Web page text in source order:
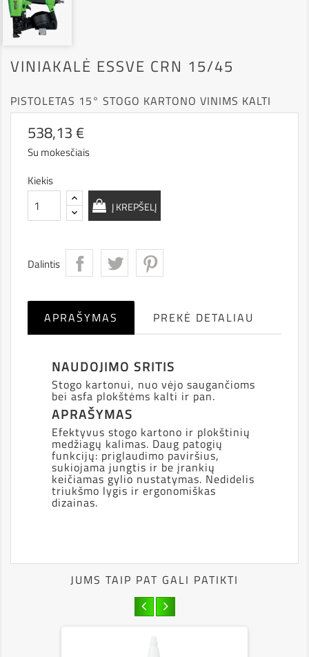
VINIAKALĖ ESSVE CRN 15/45
PISTOLETAS 15° STOGO KARTONO VINIMS KALTI
538,13 €
Su mokesčiais
Kiekis
Į KREPŠELĮ
Dalintis
APRAŠYMAS PREKĖ DETALIAU
NAUDOJIMO SRITIS
Stogo kartonui, nuo vėjo saugančioms
bei asfa plokštėms kalti ir pan.
APRAŠYMAS
Efektyvus stogo kartono ir plokštinių
medžiagų kalimas. Daug patogių
funkcijų: priglaudimo paviršius,
sukiojama jungtis ir be įrankių
keičiamas gylio nustatymas. Nedidelis
triukšmo lygis ir ergonomiškas
dizainas.
JUMS TAIP PAT GALI PATIKTI